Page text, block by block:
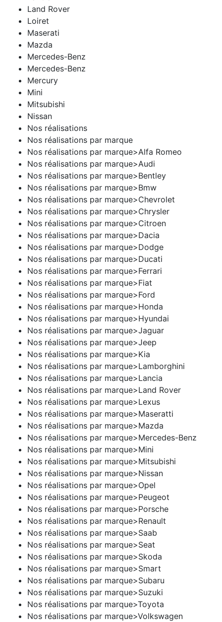
Land Rover
Loiret
Maserati
Mazda
Mercedes-Benz
Mercedes-Benz
Mercury
Mini
Mitsubishi
Nissan
Nos réalisations
Nos réalisations par marque
Nos réalisations par marque>Alfa Romeo
Nos réalisations par marque>Audi
Nos réalisations par marque>Bentley
Nos réalisations par marque>Bmw
Nos réalisations par marque>Chevrolet
Nos réalisations par marque>Chrysler
Nos réalisations par marque>Citroen
Nos réalisations par marque>Dacia
Nos réalisations par marque>Dodge
Nos réalisations par marque>Ducati
Nos réalisations par marque>Ferrari
Nos réalisations par marque>Fiat
Nos réalisations par marque>Ford
Nos réalisations par marque>Honda
Nos réalisations par marque>Hyundai
Nos réalisations par marque>Jaguar
Nos réalisations par marque>Jeep
Nos réalisations par marque>Kia
Nos réalisations par marque>Lamborghini
Nos réalisations par marque>Lancia
Nos réalisations par marque>Land Rover
Nos réalisations par marque>Lexus
Nos réalisations par marque>Maseratti
Nos réalisations par marque>Mazda
Nos réalisations par marque>Mercedes-Benz
Nos réalisations par marque>Mini
Nos réalisations par marque>Mitsubishi
Nos réalisations par marque>Nissan
Nos réalisations par marque>Opel
Nos réalisations par marque>Peugeot
Nos réalisations par marque>Porsche
Nos réalisations par marque>Renault
Nos réalisations par marque>Saab
Nos réalisations par marque>Seat
Nos réalisations par marque>Skoda
Nos réalisations par marque>Smart
Nos réalisations par marque>Subaru
Nos réalisations par marque>Suzuki
Nos réalisations par marque>Toyota
Nos réalisations par marque>Volkswagen